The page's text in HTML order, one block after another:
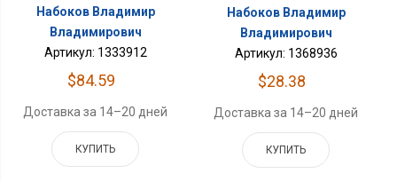
Набоков Владимир
Владимирович
Артикул: 1333912
$84.59
Доставка за 14–20 дней
КУПИТЬ
Набоков Владимир
Владимирович
Артикул: 1368936
$28.38
Доставка за 14–20 дней
КУПИТЬ